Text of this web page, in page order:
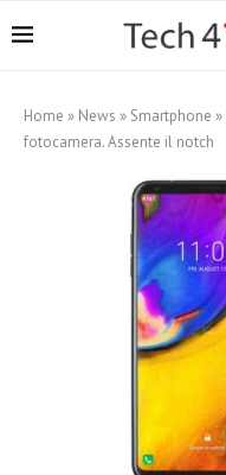
Home » News » Smartphone »
fotocamera. Assente il notch